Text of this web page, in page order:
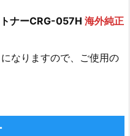
ナーCRG-057H 海外純正
なりますので、ご使用の